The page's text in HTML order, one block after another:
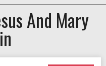
And Mary